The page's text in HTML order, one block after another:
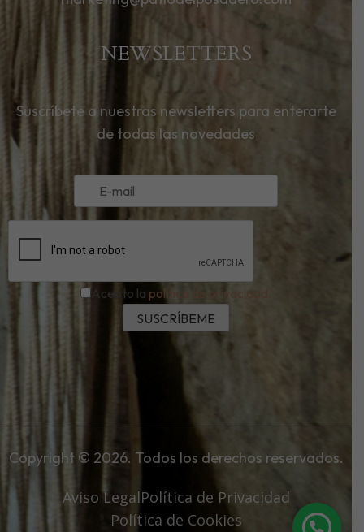
NEWSLETTERS
Suscríbete a nuestras newsletters para enterarte
de todas las novedades
Acepto la política de privacidad.
Copyright © 2026. Todos los derechos reservados.
Aviso LegalPolítica de Privacidad
Política de Cookies